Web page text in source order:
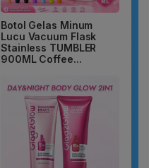
Botol Gelas Minum
Lucu Vacuum Flask
Stainless TUMBLER
900ML Coffee...